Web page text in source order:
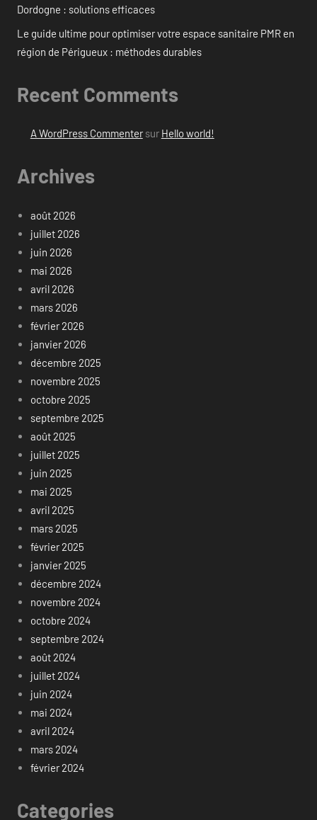
Dordogne : solutions efficaces
Le guide ultime pour optimiser votre espace sanitaire PMR en
région de Périgueux : méthodes durables
Recent Comments
A WordPress Commentersur Hello world!
Archives
août 2026
juillet 2026
juin 2026
mai 2026
avril 2026
mars 2026
février 2026
janvier 2026
décembre 2025
novembre 2025
octobre 2025
septembre 2025
août 2025
juillet 2025
juin 2025
mai 2025
avril 2025
mars 2025
février 2025
janvier 2025
décembre 2024
novembre 2024
octobre 2024
septembre 2024
août 2024
juillet 2024
juin 2024
mai 2024
avril 2024
mars 2024
février 2024
Categories